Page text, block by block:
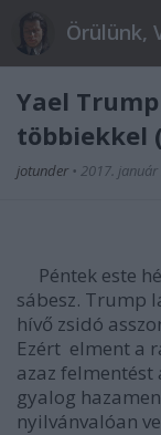
Örülünk,
Yael
többiekkel
jotunder • 2017. január
Péntek este
sábesz. Trump
hívő zsidó
Ezért elment a
azaz felmentést
gyalog
nyilvánvalóan